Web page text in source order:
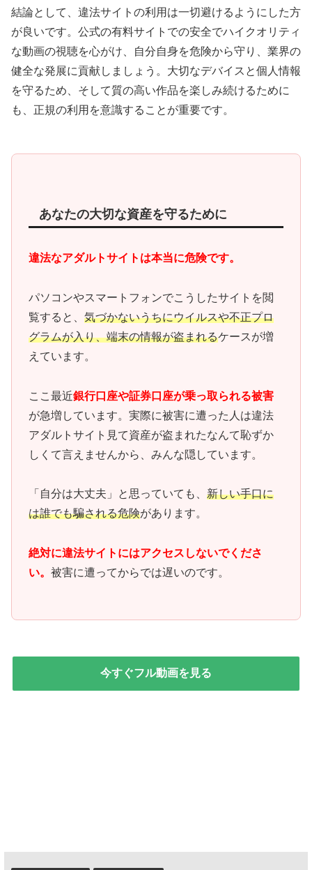
結論として、違法サイトの利用は一切避けるようにした方
が良いです。公式の有料サイトでの安全でハイクオリティ
な動画の視聴を心がけ、自分自身を危険から守り、業界の
健全な発展に貢献しましょう。大切なデバイスと個人情報
を守るため、そして質の高い作品を楽しみ続けるために
も、正規の利用を意識することが重要です。
あなたの大切な資産を守るために
違法なアダルトサイトは本当に危険です。
パソコンやスマートフォンでこうしたサイトを閲
覧すると、 気づかないうちにウイルスや不正プロ
グラムが入り、端末の情報が盗まれるケースが増
えています。
ここ最近銀行口座や証券口座が乗っ取られる被害
が急増しています。実際に被害に遭った人は違法
アダルトサイト見て資産が盗まれたなんて恥ずか
しくて言えませんから、みんな隠しています。
「自分は大丈夫」と思っていても、 新しい手口に
は誰でも騙される危険があります。
絶対に違法サイトにはアクセスしないでくださ
い。 被害に遭ってからでは遅いのです。
今すぐフル動画を見る